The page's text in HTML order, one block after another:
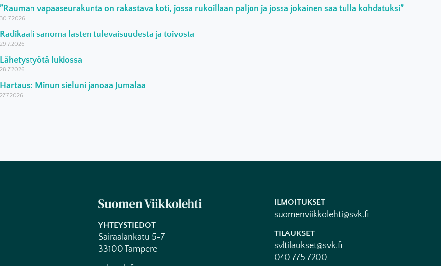
”Rauman vapaaseurakunta on rakastava koti, jossa rukoillaan paljon ja jossa jokainen saa tulla kohdatuksi”
30.7.2026
Radikaali sanoma lasten tulevaisuudesta ja toivosta
29.7.2026
Lähetystyötä lukiossa
28.7.2026
Hartaus: Minun sieluni janoaa Jumalaa
27.7.2026
YHTEYSTIEDOT
Sairaalankatu 5-7
33100 Tampere
ILMOITUKSET
suomenviikkolehti@svk.fi
TILAUKSET
svltilaukset@svk.fi
040 775 7200